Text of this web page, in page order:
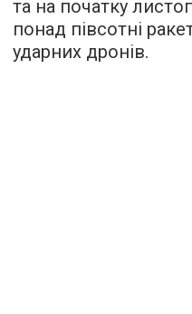
та на початку
понад півсотні
ударних дронів.